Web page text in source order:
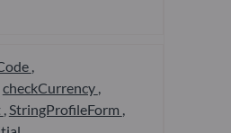
checkCurrency
StringProfileForm